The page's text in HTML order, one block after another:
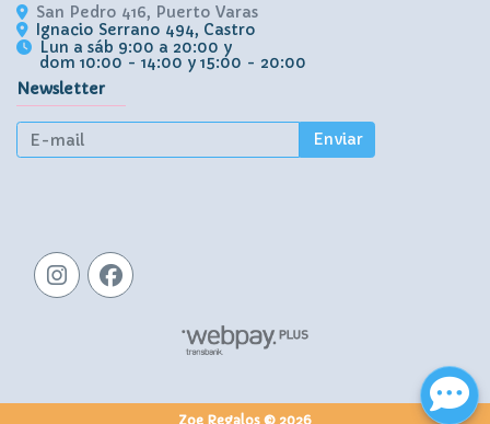
San Pedro 416, Puerto Varas
Ignacio Serrano 494, Castro
Lun a sáb 9:00 a 20:00 y
dom 10:00 - 14:00 y 15:00 - 20:00
Newsletter
Enviar
Zoe Regalos © 2026